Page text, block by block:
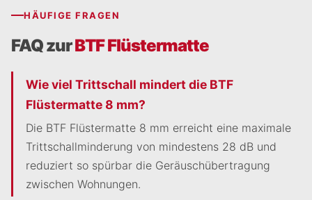
HÄUFIGE FRAGEN
FAQ zurBTF Flüstermatte
Wie viel Trittschall mindert die BTF
Flüstermatte 8 mm?
Die BTF Flüstermatte 8 mm erreicht eine maximale
Trittschallminderung von mindestens 28 dB und
reduziert so spürbar die Geräuschübertragung
zwischen Wohnungen.